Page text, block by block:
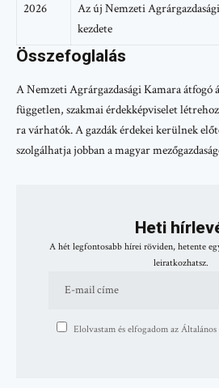
2026
Az új Nemzeti
kezdete
Összefoglalás
A Nemzeti Agrárgazdasági Kamara átfogó
független, szakmai érdekképviselet
ra várhatók. A gazdák érdekei kerülnek
szolgálhatja jobban a magyar
Heti
A hét legfontosabb hírei röviden, hetente
leiratkozhatsz.
Elolvastam és elfogadom az